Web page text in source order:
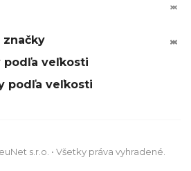


značky 

podľa veľkosti


podľa veľkosti


s.r.o. • Všetky práva vyhradené.